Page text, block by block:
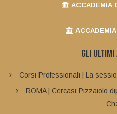
ACCADEMIA
GLI
Corsi Professionali | La
ROMA | Cercasi Pizzaiolo